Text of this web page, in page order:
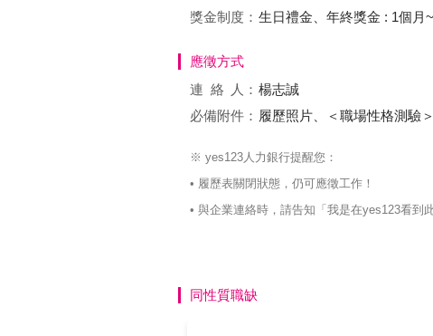
獎金制度： 生日禮金、年終獎金 : 1個月
應徵方式
連絡
人： 楊志誠
必備附件： 履歷照片、＜職場性格測驗
※ yes123人力銀行提醒您：
• 履歷表關閉狀態，仍可應徵工作！
• 與企業連絡時，請告知「我是在yes123看到
同性質職缺